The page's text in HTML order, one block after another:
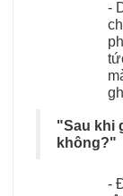
-
"Sau khi
không?"
-